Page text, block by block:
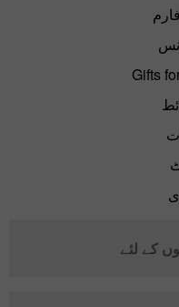
Gifts
کے لئے